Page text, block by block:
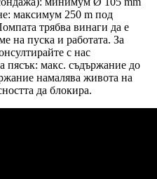
максимум 250 m под
трябва винаги да е
на пуска и работата. За
с нас
пясък: макс. съдържание до
намалява живота на
да блокира.